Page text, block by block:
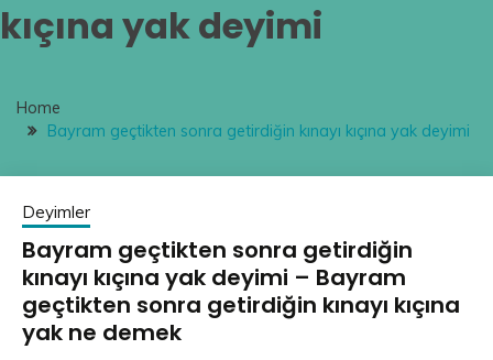
kıçına yak deyimi
Home
Bayram geçtikten sonra getirdiğin kınayı kıçına yak deyimi
Deyimler
Bayram geçtikten sonra getirdiğin
kınayı kıçına yak deyimi – Bayram
geçtikten sonra getirdiğin kınayı kıçına
yak ne demek